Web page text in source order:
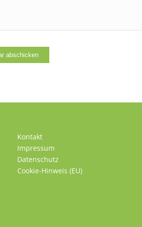
Kontakt
Impressum
Datenschutz
Cookie-Hinweis (EU)